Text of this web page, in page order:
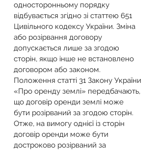
односторонньому порядку
відбувається згідно зі статтею 651
Цивільного кодексу України. Зміна
або розірвання договору
допускається лише за згодою
сторін, якщо інше не встановлено
договором або законом.
Положення статті 31 Закону України
«Про оренду землі» передбачають,
що договір оренди землі може
бути розірваний за згодою сторін.
Отже, на вимогу однієї із сторін
договір оренди може бути
достроково розірваний за